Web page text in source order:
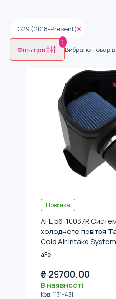
G29 (2018-Present)
Фільтри
1
Вибрано товарів
Новинка
AFE 56-10037R
холодного повітря
Cold Air Intake
для BMW G29/ Toyota
aFe
₴ 29700.00
В наявності
Код:1131-431